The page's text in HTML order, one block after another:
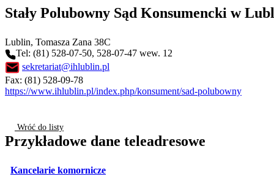
Stały Polubowny Sąd Konsumencki w
Lublin, Tomasza Zana 38C
Tel: (81) 528-07-50, 528-07-47 wew. 12
sekretariat@ihlublin.pl
Fax: (81) 528-09-78
https://www.ihlublin.pl/index.php/konsument/sad-polubowny
Wróć do listy
Przykładowe dane teleadresowe
Kancelarie komorniczeotwiera się w nowej karcie